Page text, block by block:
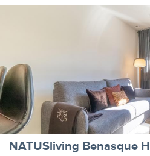
NATUSliving Benasque H